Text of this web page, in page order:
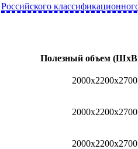
Российского
Полезный объем
2000х2200х2700
2000х2200х2700
2000х2200х2700